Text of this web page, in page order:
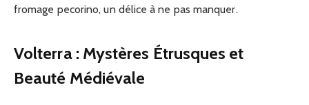
fromage pecorino, un délice à ne pas manquer.
Volterra : Mystères Étrusques et
Beauté Médiévale